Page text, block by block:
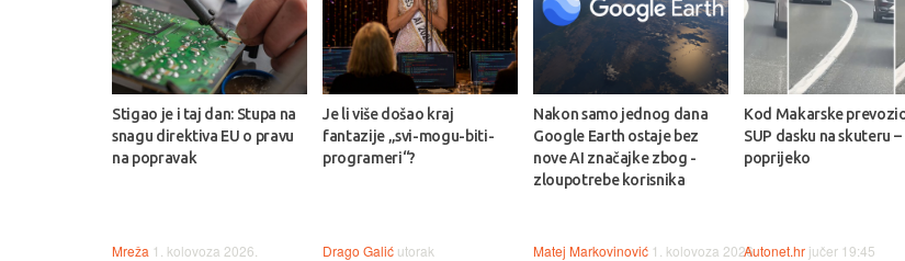
Stigao je i taj dan: Stupa na
snagu direktiva EU o pravu
na popravak
Mreža 1. kolovoza 2026.
Je li više došao kraj
fantazije „svi-mogu-biti-
programeri“?
Drago Galić utorak
Nakon samo jednog dana
Google Earth ostaje bez
nove AI značajke zbog -
zloupotrebe korisnika
Matej Markovinović 1. kolovoza 2026.
Kod Makarske
SUP dasku na skuteru –
poprijeko
Autonet.hr jučer 19:45